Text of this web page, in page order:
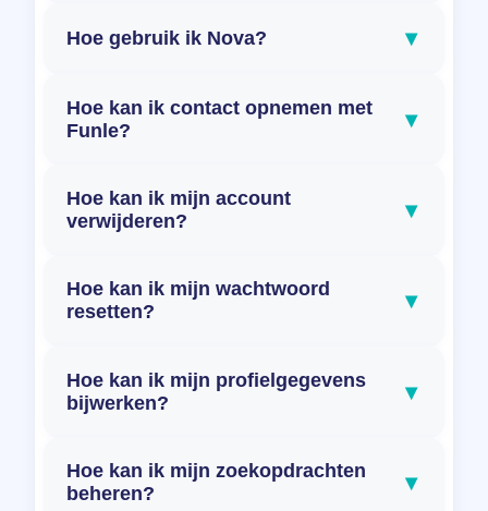
Hoe gebruik ik Nova? ▾
Hoe kan ik contact opnemen met
Funle?
▾
Hoe kan ik mijn account
verwijderen?
▾
Hoe kan ik mijn wachtwoord
resetten?
▾
Hoe kan ik mijn profielgegevens
bijwerken?
▾
Hoe kan ik mijn zoekopdrachten
beheren?
▾